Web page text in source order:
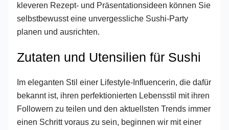
kleveren Rezept- und Präsentationsideen können Sie
selbstbewusst eine unvergessliche Sushi-Party
planen und ausrichten.
Zutaten und Utensilien für Sushi
Im eleganten Stil einer Lifestyle-Influencerin, die dafür
bekannt ist, ihren perfektionierten Lebensstil mit ihren
Followern zu teilen und den aktuellsten Trends immer
einen Schritt voraus zu sein, beginnen wir mit einer